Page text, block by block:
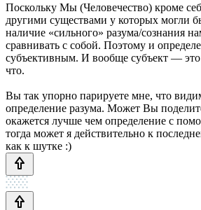
Поскольку Мы (Человечество) кроме
другими существами у которых могли
наличие «сильного» разума/сознания
сравнивать с собой. Поэтому и
субъективным. И вообще субъект —
что.
Вы так упорно парируете мне, что
определение разума. Может Вы
окажется лучше чем определение с
тогда может я действительно к
как к шутке :)